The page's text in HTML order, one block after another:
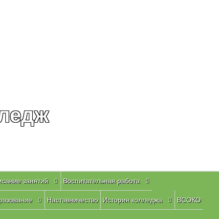
занятий Воспитательная работа
Наставничество История колледжа ВСОКО